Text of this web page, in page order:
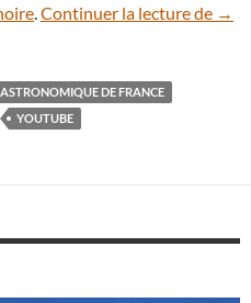
.Continuer la lecture de →
DE FRANCE
YOUTUBE